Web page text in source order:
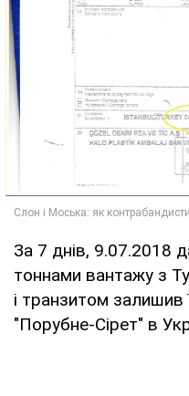
За 7 днів, 9.07.2018
тоннами вантажу з
і транзитом залишив
"Порубне-Сірет" в